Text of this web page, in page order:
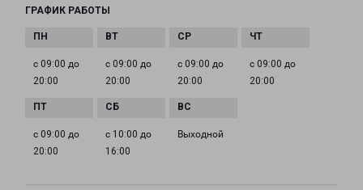
ГРАФИК РАБОТЫ
с 09:00 до
20:00
с 09:00 до
20:00
с 09:00 до
20:00
с 09:00 до
20:00
с 09:00 до
20:00
с 10:00 до
16:00
Выходной